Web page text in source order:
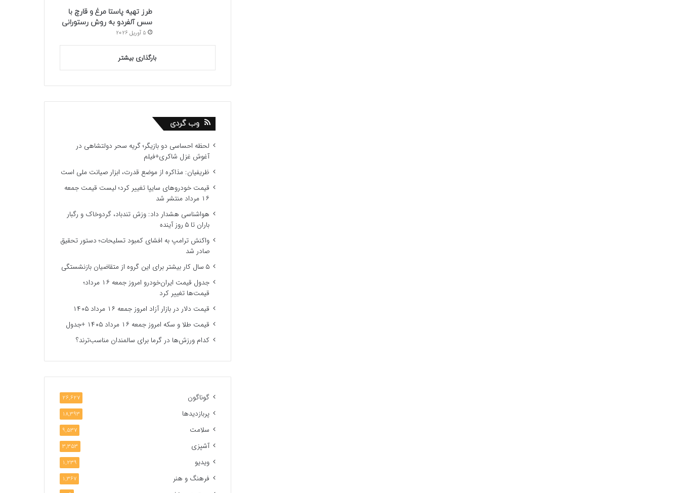
طرز تهیه پاستا مرغ و قارچ با
سس آلفردو به روش رستورانی
5 آوریل 2026
بارگذاری بیشتر
وب گردی
لحظه احساسی دو بازیگر؛ گریه سحر دولتشاهی در
آغوش غزل شاکری+فیلم
ظریفیان: مذاکره از موضع قدرت، ابزار صیانت ملی است
قیمت خودروهای سایپا تغییر کرد؛ لیست قیمت جمعه
۱۶ مرداد منتشر شد
هواشناسی هشدار داد: وزش تندباد، گردوخاک و رگبار
باران تا ۵ روز آینده
واکنش ترامپ به افشای کمبود تسلیحات؛ دستور تحقیق
صادر شد
۵ سال کار بیشتر برای این گروه از متقاضیان بازنشستگی
جدول قیمت ایران‌خودرو امروز جمعه ۱۶ مرداد؛
قیمت‌ها تغییر کرد
قیمت دلار در بازار آزاد امروز جمعه ۱۶ مرداد ۱۴۰۵
قیمت طلا و سکه امروز جمعه ۱۶ مرداد ۱۴۰۵ +جدول
کدام ورزش‌ها در گرما برای سالمندان مناسب‌ترند؟
گوناگون 26,627
پربازدیدها 18,393
سلامت 9,537
آشپزی 3,353
ویدیو 1,239
فرهنگ و هنر 1,367